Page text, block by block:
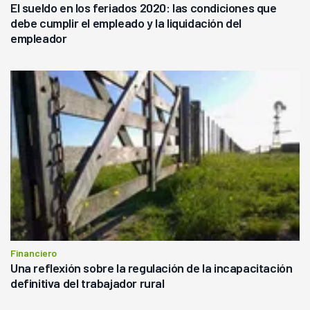
El sueldo en los feriados 2020: las condiciones que
debe cumplir el empleado y la liquidación del
empleador
Financiero
Una reflexión sobre la regulación de la incapacitación
definitiva del trabajador rural